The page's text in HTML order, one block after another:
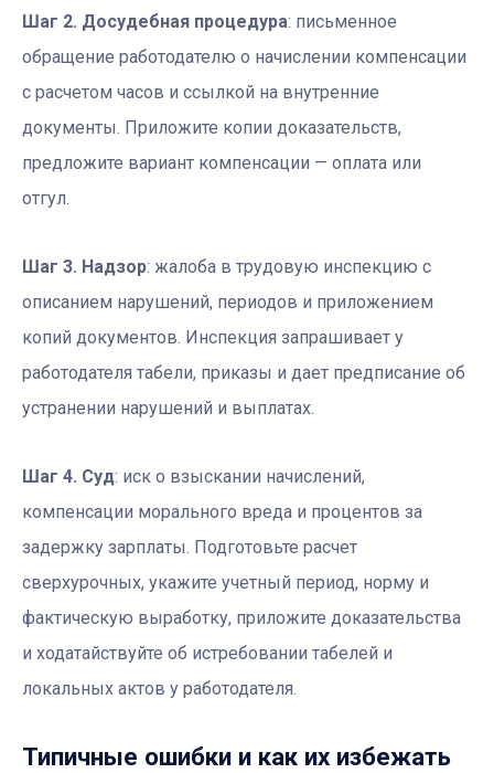
Шаг 2. Досудебная процедура: письменное
обращение работодателю о начислении компенсации
с расчетом часов и ссылкой на внутренние
документы. Приложите копии доказательств,
предложите вариант компенсации — оплата или
отгул.
Шаг 3. Надзор: жалоба в трудовую инспекцию с
описанием нарушений, периодов и приложением
копий документов. Инспекция запрашивает у
работодателя табели, приказы и дает предписание об
устранении нарушений и выплатах.
Шаг 4. Суд: иск о взыскании начислений,
компенсации морального вреда и процентов за
задержку зарплаты. Подготовьте расчет
сверхурочных, укажите учетный период, норму и
фактическую выработку, приложите доказательства
и ходатайствуйте об истребовании табелей и
локальных актов у работодателя.
Типичные ошибки и как их избежать